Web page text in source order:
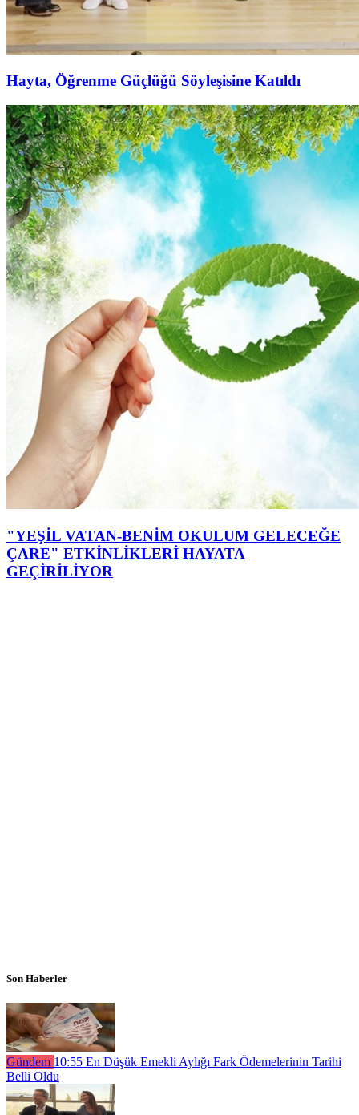
Hayta, Öğrenme Güçlüğü Söyleşisine Katıldı
"YEŞİL VATAN-BENİM OKULUM GELECEĞE
ÇARE" ETKİNLİKLERİ HAYATA
GEÇİRİLİYOR
Son Haberler
Gündem 10:55 En Düşük Emekli Aylığı Fark Ödemelerinin Tarihi
Belli Oldu